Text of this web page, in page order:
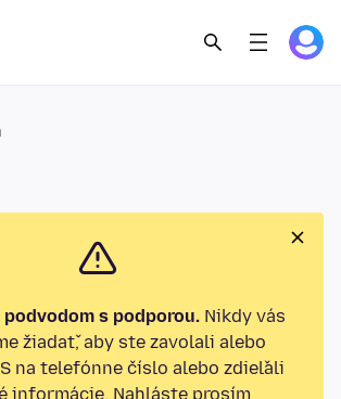
s podporou. Nikdy vás
žiadať, aby ste zavolali alebo
na telefónne číslo alebo zdieľali
informácie. Nahláste prosím